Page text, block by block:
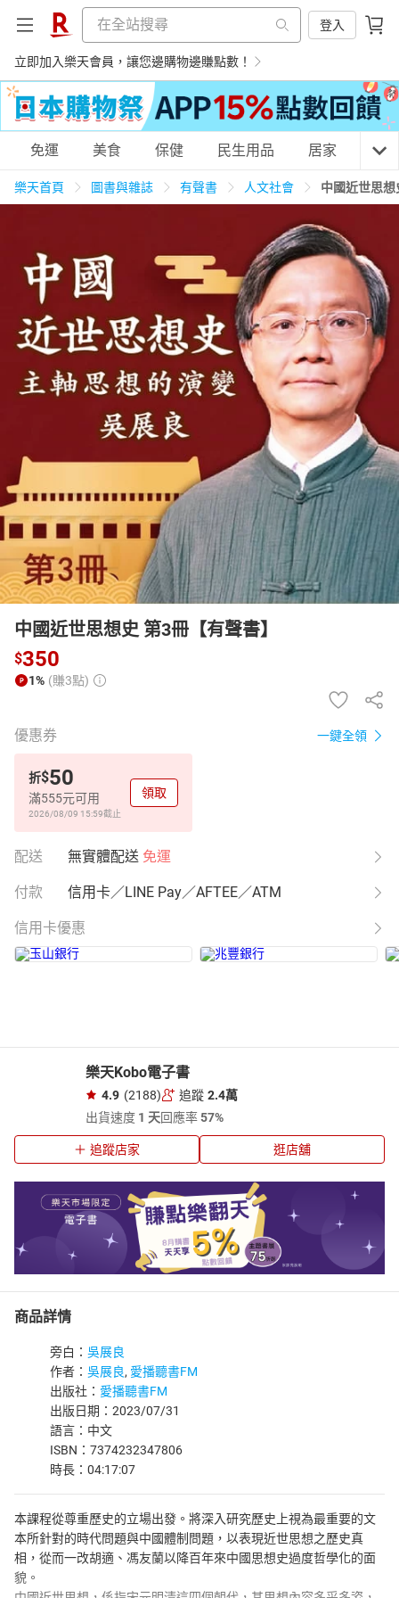
登入
立即加入樂天會員，讓您邊購物邊賺點數！
購物網分類
養生保健 民生用品
居家生活 3C家電 運動休閒 親子玩具
女裝 男裝 化妝保養 情趣用品
日本購物 電子/紙本書
免運 美食 保健 民生用品 居家 3C
樂天首頁 圖書與雜誌 有聲書 人文社會 中國近世思
中國近世思想史 第3冊【有聲書】
$350
1% (賺3點)
優惠券 一鍵全領
折$50
滿555元可用
2026/08/09 15:59截止
領取
配送 無實體配送 免運
付款 信用卡／LINE Pay／AFTEE／ATM
信用卡優惠
樂天Kobo電子書
4.9 (2188) 追蹤 2.4萬
出貨速度 1 天回應率57%
追蹤店家 逛店舖
商品詳情
旁白： 吳展良
作者： 吳展良, 愛播聽書FM
出版社： 愛播聽書FM
出版日期：2023/07/31
語言：中文
ISBN：7374232347806
時長：04:17:07
本課程從尊重歷史的立場出發。將深入研究歷史上視為最重要的文
本所針對的時代問題與中國體制問題，以表現近世思想之歷史真
相，從而一改胡適、馮友蘭以降百年來中國思想史過度哲學化的面
貌。